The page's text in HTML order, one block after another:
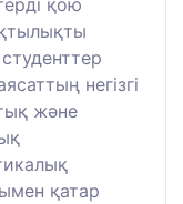
негізгі
және
қатар